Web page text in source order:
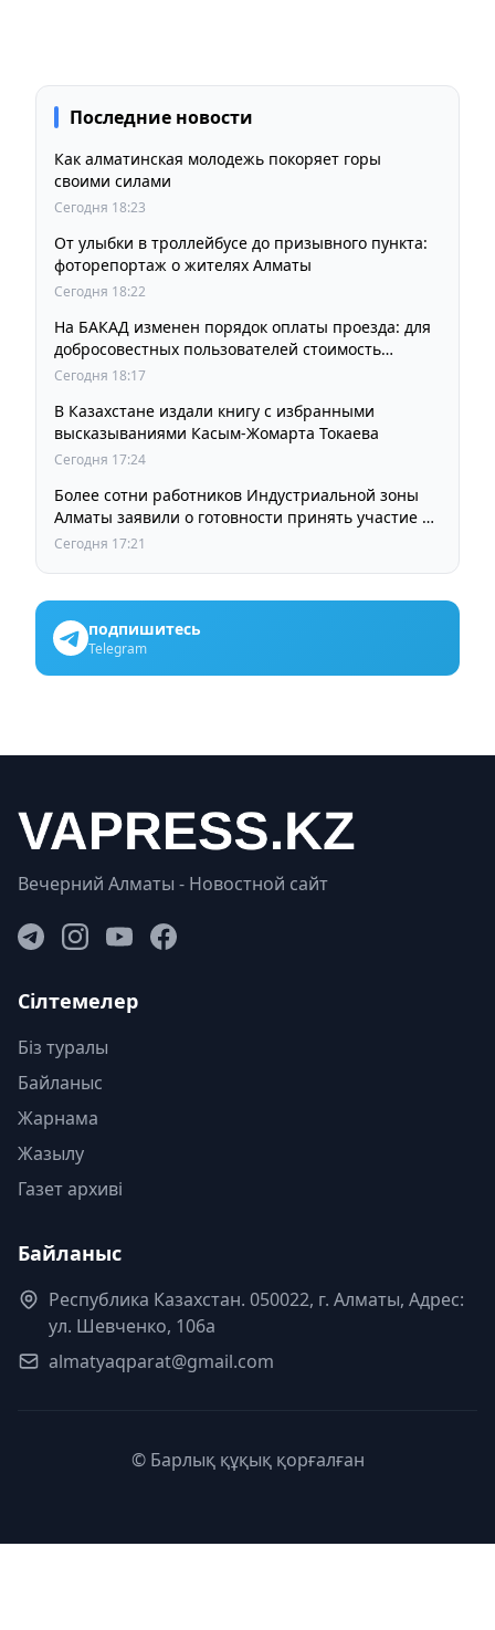
Последние новости
Как алматинская молодежь покоряет горы
своими силами
Сегодня 18:23
От улыбки в троллейбусе до призывного пункта:
фоторепортаж о жителях Алматы
Сегодня 18:22
На БАКАД изменен порядок оплаты проезда: для
добросовестных пользователей стоимость
остается прежней
Сегодня 18:17
В Казахстане издали книгу с избранными
высказываниями Касым-Жомарта Токаева
Сегодня 17:24
Более сотни работников Индустриальной зоны
Алматы заявили о готовности принять участие в
выборах членов Курылтая
Сегодня 17:21
подпишитесь
Telegram
Вечерний Алматы - Новостной сайт
Сілтемелер
Біз туралы
Байланыс
Жарнама
Жазылу
Газет архиві
Байланыс
Республика Казахстан. 050022, г. Алматы, Адрес:
ул. Шевченко, 106а
almatyaqparat@gmail.com
© Барлық құқық қорғалған